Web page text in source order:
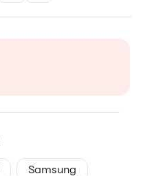
Samsung